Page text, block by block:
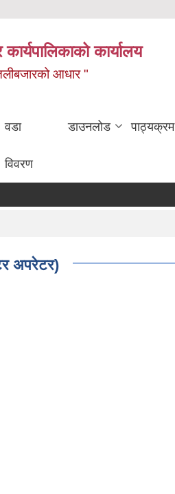
कार्यालय
आधार "
वडा
विवरण
डाउनलोड पाठ्यक्रम
अपरेटर)